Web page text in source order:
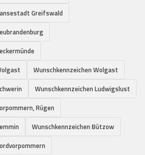
Greifswald
Wunschkennzeichen Wolgast
Wunschkennzeichen Ludwigslust
Rügen
Wunschkennzeichen Bützow